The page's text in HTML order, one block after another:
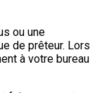
ou une
de prêteur. Lors
à votre bureau